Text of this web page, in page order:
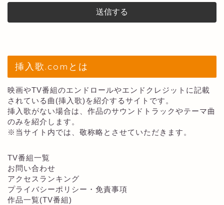
挿入歌.comとは
映画やTV番組のエンドロールやエンドクレジットに記載
されている曲(挿入歌)を紹介するサイトです。
挿入歌がない場合は、作品のサウンドトラックやテーマ曲
のみを紹介します。
※当サイト内では、敬称略とさせていただきます。
TV番組一覧
お問い合わせ
アクセスランキング
プライバシーポリシー・免責事項
作品一覧(TV番組)